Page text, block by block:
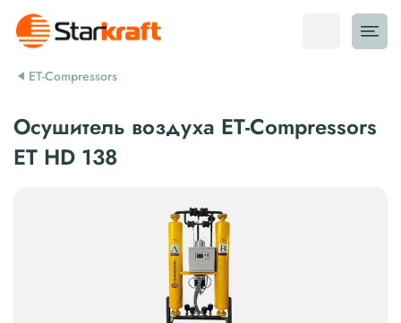
ET-Compressors
Осушитель воздуха ET-Compressors
ET HD 138